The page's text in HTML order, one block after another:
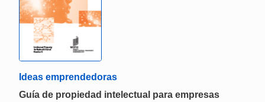
Ideas emprendedoras
Guía de propiedad intelectual para empresas